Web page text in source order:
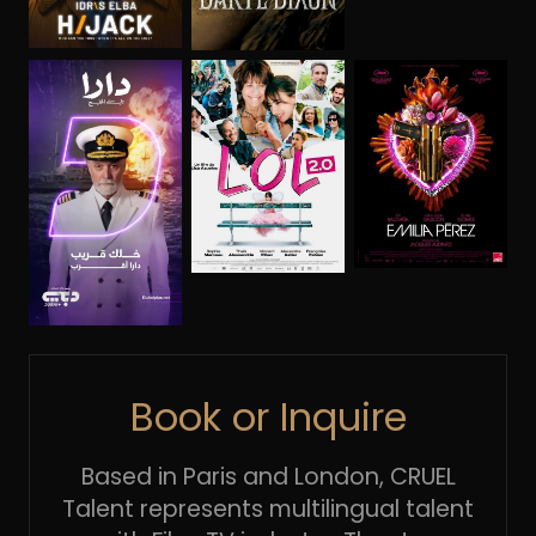
Book or Inquire
Based in Paris and London, CRUEL
Talent represents multilingual talent